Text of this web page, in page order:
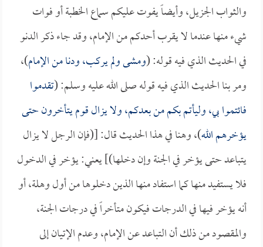
والثواب الجزيل، وأيضاً يفوت عليكم سماع الخطبة أو فوات
شيء منها عندما لا يقرب أحدكم من الإمام، وقد جاء ذكر الدنو
في الحديث الذي فيه قوله: (ومشى ولم يركب، ودنا من الإمام)،
ومر بنا الحديث الذي فيه قوله صلى الله عليه وسلم: (تقدموا
فائتموا بي، وليأتم بكم من بعدكم، ولا يزال قوم يتأخرون حتى
يؤخرهم الله)، وهنا في هذا الحديث قال: [(فإن الرجل لا يزال
يتباعد حتى يؤخر في الجنة وإن دخلها)] يعني: يؤخر في الدخول
فلا يستفيد منها كما استفاد منها الذين دخلوها من أول وهلة، أو
أنه يؤخر فيها في الدرجات فيكون متأخراً في درجات الجنة،
والمقصود من ذلك أن التباعد عن الإمام، وعدم الإتيان إلى